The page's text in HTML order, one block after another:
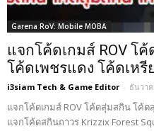
Garena RoV: Mobile MOBA
แจกโค้ดเกมส์ ROV
โค้ดเพชรแดง โค้ดเหรี
i3siam Tech & Game Editor - ธันวาค
แจกโค้ดเกมส์ ROV โค้ดสุ่มสกิน โค้
แจกโค้ดสกินถาวร Krizzix Forest